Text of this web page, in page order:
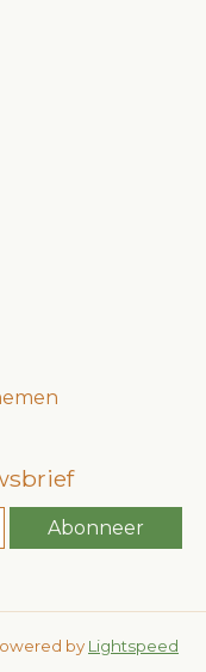
Abonneer
by Lightspeed